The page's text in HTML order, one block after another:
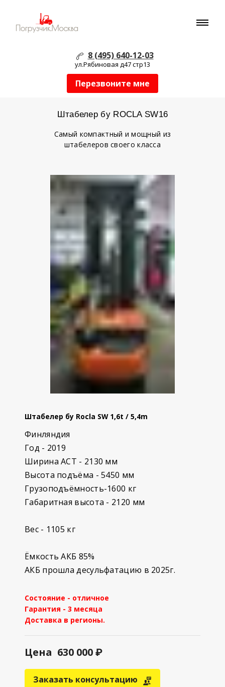
8 (495) 640-12-03
ул.Рябиновая д47 стр13
Перезвоните мне
Штабелер бу ROCLA SW16
Самый компактный и мощный из
штабелеров своего класса
Штабелер бу Rocla SW 1,6t / 5,4m
Финляндия
Год - 2019
Ширина АСТ - 2130 мм
Высота подъёма - 5450 мм
Грузоподъёмность-1600 кг
Габаритная высота - 2120 мм
Вес - 1105 кг
Ёмкость АКБ 85%
АКБ прошла десульфатацию в 2025г.
Состояние - отличное
Гарантия - 3 месяца
Доставка в регионы.
Заказать консультацию
Цена 630 000 ₽